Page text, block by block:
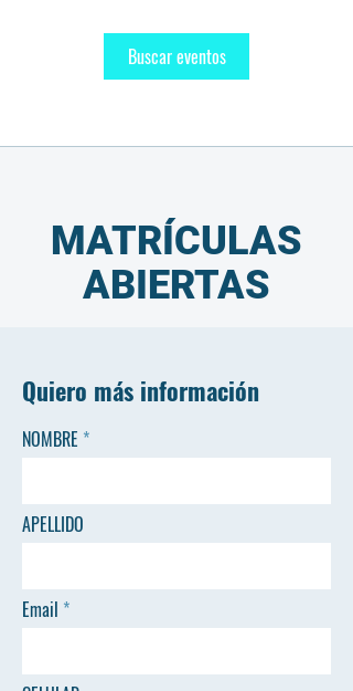
Buscar eventos
MATRÍCULAS
ABIERTAS
Quiero más información
NOMBRE
APELLIDO
Email